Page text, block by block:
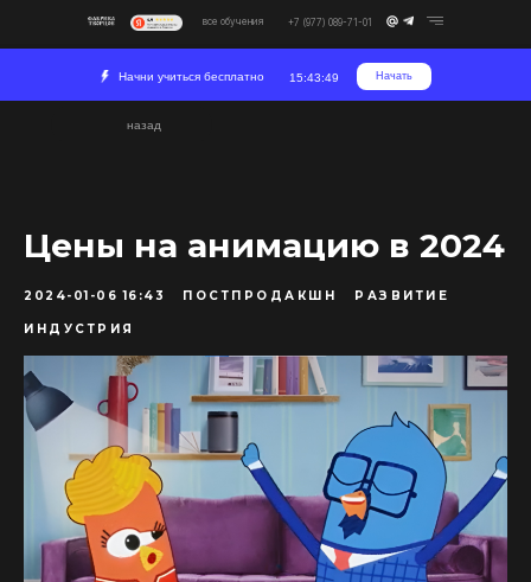
все обучения +7 (977) 089-71-01
15:43:49
Начни учиться бесплатно Начать
назад
Цены на анимацию в 2024
2024-01-06 16:43 ПОСТПРОДАКШН РАЗВИТИЕ
ИНДУСТРИЯ